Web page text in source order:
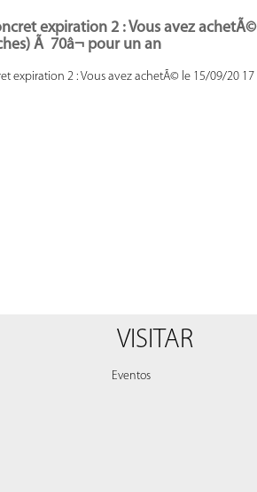
expiration 2 : Vous avez
Ã 70â¬ pour un an
expiration 2 : Vous avez achetÃ© le 15/09/20
VISITAR
Eventos